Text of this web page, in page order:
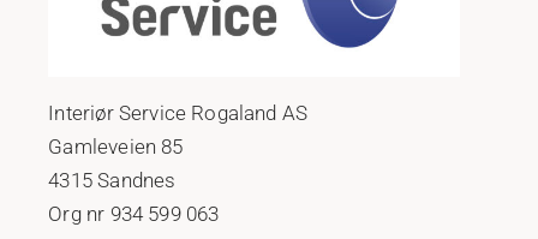
Interiør Service Rogaland AS
Gamleveien 85
4315 Sandnes
Org nr 934 599 063